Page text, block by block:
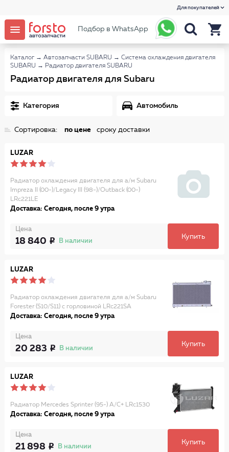
Для покупателей
Подбор в WhatsApp
Каталог → Автозапчасти SUBARU → Система охлаждения двигателя
SUBARU → Радиатор двигателя SUBARU
Радиатор двигателя для Subaru
Категория Автомобиль
Сортировка: по цене сроку доставки
LUZAR
Радиатор охлаждения двигателя для а/м Subaru
Impreza II (00-)/Legacy III (98-)/Outback (00-)
LRc221LE
Доставка: Сегодня, после 9 утра
Цена
18 840 В наличии
Купить
LUZAR
Радиатор охлаждения двигателя для а/м Subaru
Forester (S10/S11) с горловиной LRc221SA
Доставка: Сегодня, после 9 утра
Цена
20 283 В наличии
Купить
LUZAR
Радиатор Mercedes Sprinter (95-) A/C+ LRc1530
Доставка: Сегодня, после 9 утра
Цена
21 898 В наличии
Купить